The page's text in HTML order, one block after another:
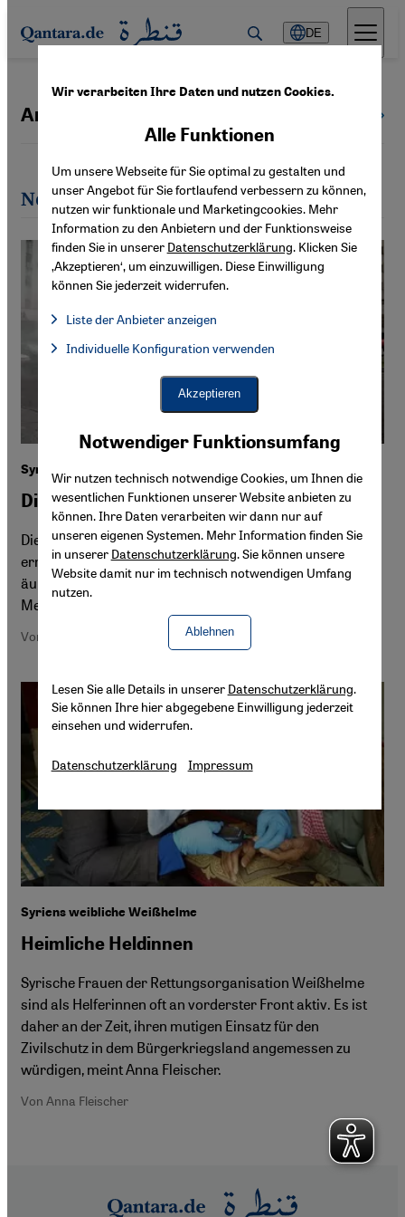
Direkt zum Inhalt springen
DE
Anna Fleischer
Neueste Artikel von Anna Fleischer
Syrien und die Corona-Pandemie
Die Krise in der Krise
Die Corona-Pandemie hat inzwischen auch Syrien
erreicht. Warum das Virus das Bürgerkriegsland
äußerst hart treffen könnte und vor allem inhaftierte
Menschen gefährdet, erklärt Anna Fleischer.
Von Anna Fleischer
Syriens weibliche Weißhelme
Heimliche Heldinnen
Syrische Frauen der Rettungsorganisation Weißhelme
sind als Helferinnen oft an vorderster Front aktiv. Es ist
daher an der Zeit, ihren mutigen Einsatz für den
Zivilschutz in dem Bürgerkriegsland angemessen zu
würdigen, meint Anna Fleischer.
Von Anna Fleischer
Wir verarbeiten Ihre Daten und nutzen Cookies.
Notwendiger Funktionsumfang
Wir nutzen technisch notwendige Cookies, um Ihnen die
wesentlichen Funktionen unserer Website anbieten zu
können. Ihre Daten verarbeiten wir dann nur auf
unseren eigenen Systemen. Mehr Information finden Sie
in unserer Datenschutzerklärung. Sie können unsere
Website damit nur im technisch notwendigen Umfang
nutzen.
Ablehnen
Alle Funktionen
Um unsere Webseite für Sie optimal zu gestalten und
unser Angebot für Sie fortlaufend verbessern zu können,
nutzen wir funktionale und Marketingcookies. Mehr
Information zu den Anbietern und der Funktionsweise
finden Sie in unserer Datenschutzerklärung. Klicken Sie
‚Akzeptieren‘, um einzuwilligen. Diese Einwilligung
können Sie jederzeit widerrufen.
Liste der Anbieter anzeigen
Facebook Embed / Facebook Connect, Google Maps Embed,
Facebook Embed / Facebook Connect
Google Maps Embed
Individuelle Konfiguration verwenden
Akzeptieren
Lesen Sie alle Details in unserer Datenschutzerklärung.
Sie können Ihre hier abgegebene Einwilligung jederzeit
einsehen und widerrufen.
Datenschutzerklärung Impressum